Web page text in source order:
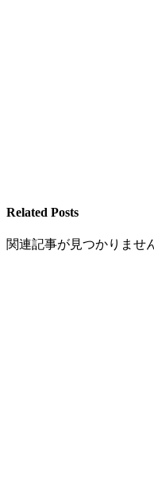
Related Posts
関連記事が見つかりませ